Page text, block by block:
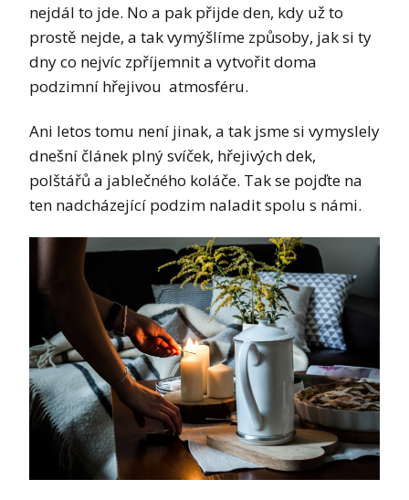
nejdál to jde. No a pak přijde den, kdy už to
prostě nejde, a tak vymýšlíme způsoby, jak si ty
dny co nejvíc zpříjemnit a vytvořit doma
podzimní hřejivou atmosféru.
Ani letos tomu není jinak, a tak jsme si vymyslely
dnešní článek plný svíček, hřejivých dek,
polštářů a jablečného koláče. Tak se pojďte na
ten nadcházející podzim naladit spolu s námi.